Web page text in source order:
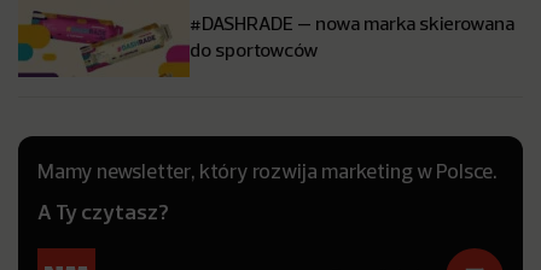
#DASHRADE — nowa marka skierowana
do sportowców
Mamy newsletter, który rozwija marketing w Polsce.
A Ty czytasz?